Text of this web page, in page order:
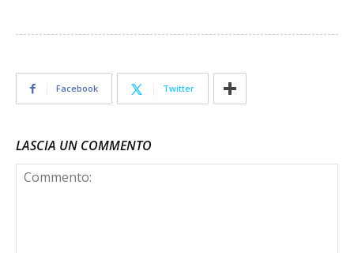
Facebook Twitter
LASCIA UN COMMENTO